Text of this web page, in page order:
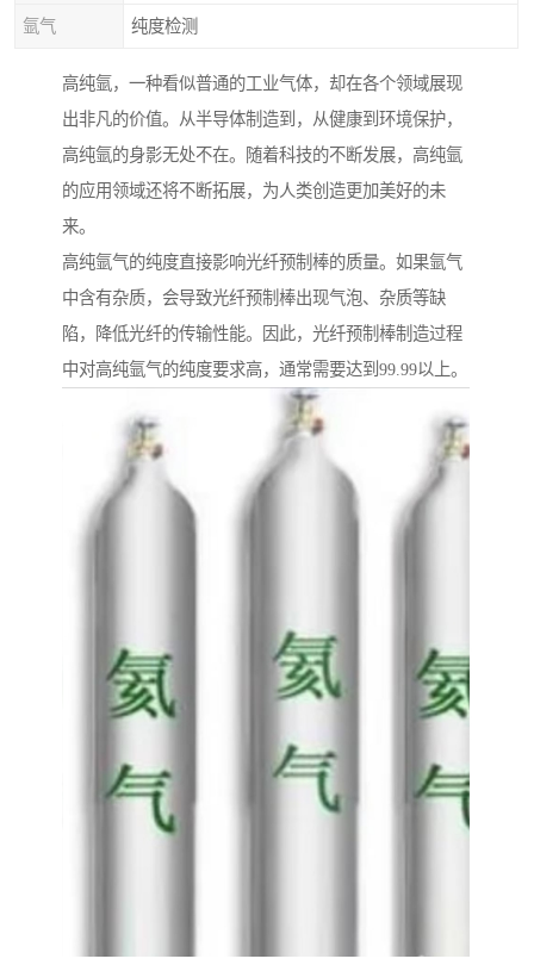
氩气 纯度检测
高纯氩，一种看似普通的工业气体，却在各个领域展现
出非凡的价值。从半导体制造到，从健康到环境保护，
高纯氩的身影无处不在。随着科技的不断发展，高纯氩
的应用领域还将不断拓展，为人类创造更加美好的未
来。
高纯氩气的纯度直接影响光纤预制棒的质量。如果氩气
中含有杂质，会导致光纤预制棒出现气泡、杂质等缺
陷，降低光纤的传输性能。因此，光纤预制棒制造过程
中对高纯氩气的纯度要求高，通常需要达到99.99以上。